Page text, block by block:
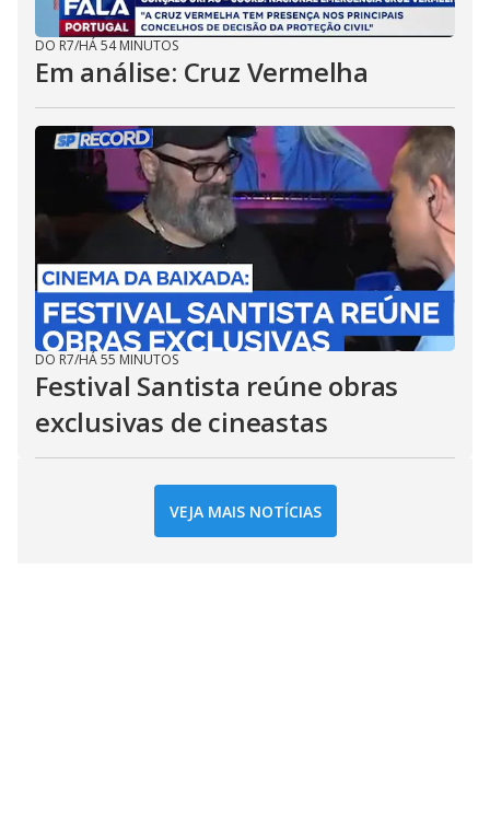
DO R7/HÁ 54 MINUTOS
Em análise: Cruz Vermelha
DO R7/HÁ 55 MINUTOS
Festival Santista reúne obras
exclusivas de cineastas
VEJA MAIS NOTÍCIAS